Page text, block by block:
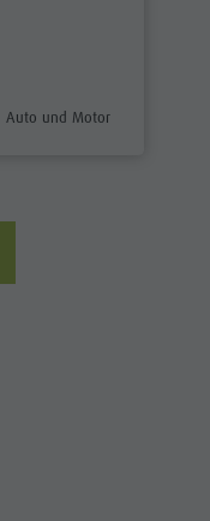
aria.poi_category_prefix
Auto und Motor